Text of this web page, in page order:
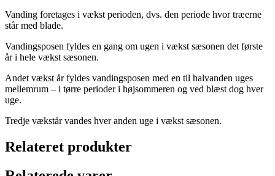
Vanding foretages i vækst perioden, dvs. den periode hvor træerne
står med blade.
Vandingsposen fyldes en gang om ugen i vækst sæsonen det første
år i hele vækst sæsonen.
Andet vækst år fyldes vandingsposen med en til halvanden uges
mellemrum – i tørre perioder i højsommeren og ved blæst dog hver
uge.
Tredje vækstår vandes hver anden uge i vækst sæsonen.
Relateret produkter